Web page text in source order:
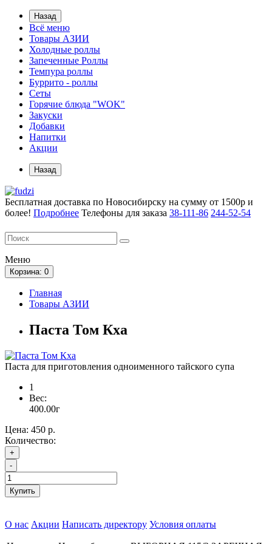
Назад
Всё меню
Товары АЗИИ
Холодные роллы
Запеченные Роллы
Темпура роллы
Буррито - роллы
Сеты
Горячие блюда "WOK"
Закуски
Добавки
Напитки
Акции
Назад
Бесплатная доставка по Новосибирску на сумму от 1500р и
более! Подробнее Телефоны для заказа 38-111-86 244-52-54
Меню
Корзина: 0
Главная
Товары АЗИИ
Паста Том Кха
Паста для приготовления одноименного тайского супа
1
Вес:
400.00г
Цена: 450 р.
Количество:
+
-
Купить
О нас Акции Написать директору Условия оплаты